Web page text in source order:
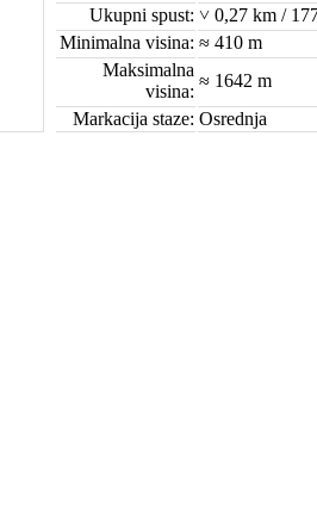
Ukupni spust: ˅ 0,27 km /
Minimalna visina: ≈ 410 m
Maksimalna
visina:
≈ 1642 m
Markacija staze: Osrednja